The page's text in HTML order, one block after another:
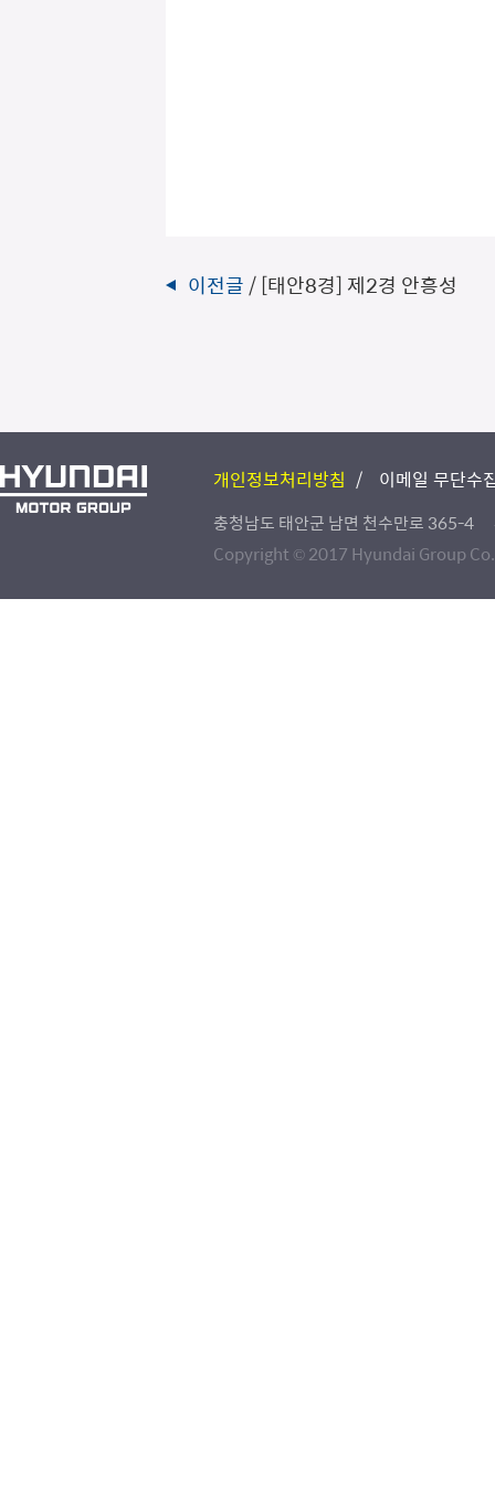
이전글 / [태안8경] 제2경 안흥성
개인정보처리방침 이메일 무단수
충청남도 태안군 남면 천수만로 365-4
Copyright © 2017 Hyundai Group